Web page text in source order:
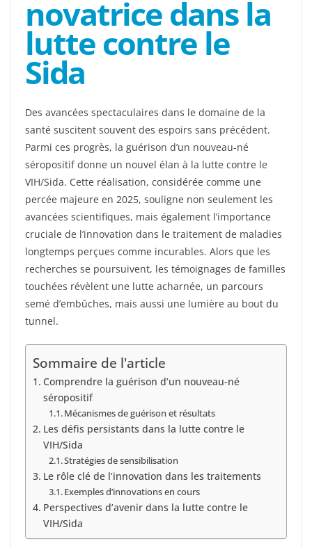
novatrice dans la
lutte contre le
Sida
Des avancées spectaculaires dans le domaine de la
santé suscitent souvent des espoirs sans précédent.
Parmi ces progrès, la guérison d’un nouveau-né
séropositif donne un nouvel élan à la lutte contre le
VIH/Sida. Cette réalisation, considérée comme une
percée majeure en 2025, souligne non seulement les
avancées scientifiques, mais également l’importance
cruciale de l’innovation dans le traitement de maladies
longtemps perçues comme incurables. Alors que les
recherches se poursuivent, les témoignages de familles
touchées révèlent une lutte acharnée, un parcours
semé d’embûches, mais aussi une lumière au bout du
tunnel.
Sommaire de l'article
Comprendre la guérison d’un nouveau-né
séropositif
Mécanismes de guérison et résultats
Les défis persistants dans la lutte contre le
VIH/Sida
Stratégies de sensibilisation
Le rôle clé de l’innovation dans les traitements
Exemples d’innovations en cours
Perspectives d’avenir dans la lutte contre le
VIH/Sida